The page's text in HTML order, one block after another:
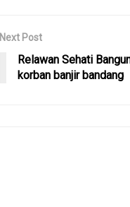
Next Post
Relawan Sehati
korban banjir bandang